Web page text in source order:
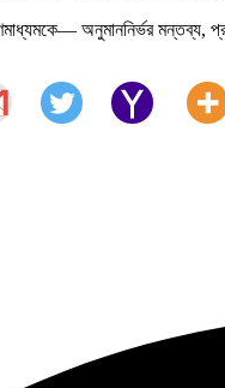
অনুমাননির্ভর মন্তব্য,